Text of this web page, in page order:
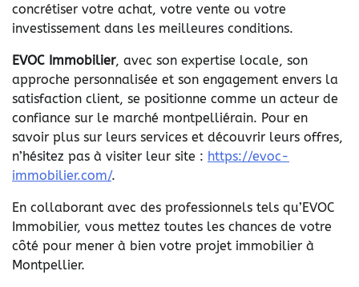
concrétiser votre achat, votre vente ou votre
investissement dans les meilleures conditions.
EVOC Immobilier, avec son expertise locale, son
approche personnalisée et son engagement envers la
satisfaction client, se positionne comme un acteur de
confiance sur le marché montpelliérain. Pour en
savoir plus sur leurs services et découvrir leurs offres,
n’hésitez pas à visiter leur site : https://evoc-
immobilier.com/.
En collaborant avec des professionnels tels qu’EVOC
Immobilier, vous mettez toutes les chances de votre
côté pour mener à bien votre projet immobilier à
Montpellier.